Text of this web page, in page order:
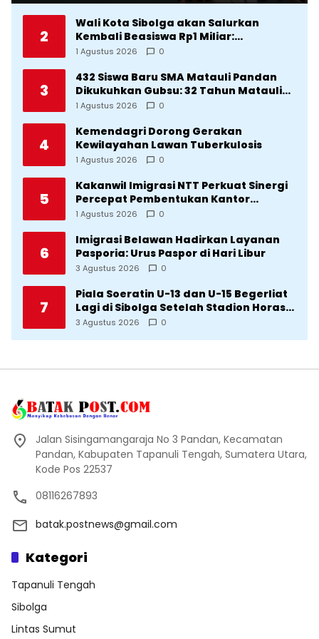
2
Wali Kota Sibolga akan Salurkan
Kembali Beasiswa Rp1 Miliar:
Diproritaskan Mahasiswa Korban
1 Agustus 2026 0
3
432 Siswa Baru SMA Matauli Pandan
Dikukuhkan Gubsu: 32 Tahun Matauli
Cetak SDM Unggul
1 Agustus 2026 0
4
Kemendagri Dorong Gerakan
Kewilayahan Lawan Tuberkulosis
1 Agustus 2026 0
5
Kakanwil Imigrasi NTT Perkuat Sinergi
Percepat Pembentukan Kantor
Imigrasi Sumba Timur
1 Agustus 2026 0
6
Imigrasi Belawan Hadirkan Layanan
Pasporia: Urus Paspor di Hari Libur
3 Agustus 2026 0
7
Piala Soeratin U-13 dan U-15 Begerliat
Lagi di Sibolga Setelah Stadion Horas
Direvitalisasi Wali Kota
3 Agustus 2026 0
Jalan Sisingamangaraja No 3 Pandan, Kecamatan
Pandan, Kabupaten Tapanuli Tengah, Sumatera Utara,
Kode Pos 22537
08116267893
batak.postnews@gmail.com
Kategori
Tapanuli Tengah
Sibolga
Lintas Sumut